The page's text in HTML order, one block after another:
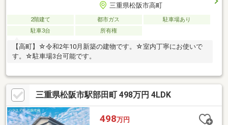
三重県松阪市高町
2階建て 都市ガス
駐車場あり
駐車3台
所有権
【高町】☆令和2年10月新築の建物です。☆室内丁寧にお使いで
す。☆駐車場3台可能です。
三重県松阪市駅部田町 498万円 4LDK
498万円